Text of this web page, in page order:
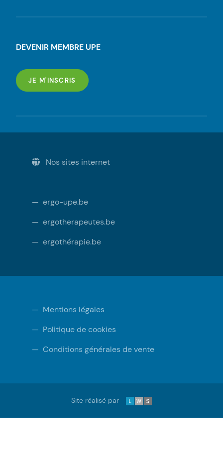
DEVENIR MEMBRE UPE
JE M'INSCRIS POUR DEVENIR UN MEMBRE
Nos sites internet
— ergo-upe.be
— ergotherapeutes.be
— ergothérapie.be
— Mentions légales
— Politique de cookies
— Conditions générales de vente
Site réalisé par LWS